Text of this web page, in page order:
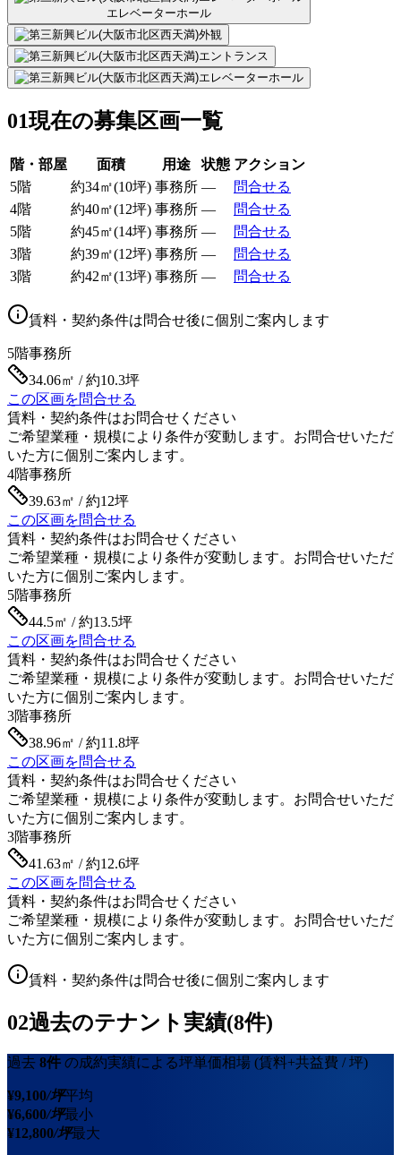
エレベーターホール
01現在の募集区画一覧
階・部屋 面積 用途 状態 アクション
5階
約34㎡(10坪) 事務所 —
問合せる
4階
約40㎡(12坪) 事務所 —
問合せる
5階
約45㎡(14坪) 事務所 —
問合せる
3階
約39㎡(12坪) 事務所 —
問合せる
3階
約42㎡(13坪) 事務所 — 問合せる
賃料・契約条件は問合せ後に個別ご案内します
5階事務所
34.06㎡ / 約10.3坪
この区画を問合せる
賃料・契約条件はお問合せください
ご希望業種・規模により条件が変動します。お問合せいただ
いた方に個別ご案内します。
4階事務所
39.63㎡ / 約12坪
この区画を問合せる
賃料・契約条件はお問合せください
ご希望業種・規模により条件が変動します。お問合せいただ
いた方に個別ご案内します。
5階事務所
44.5㎡ / 約13.5坪
この区画を問合せる
賃料・契約条件はお問合せください
ご希望業種・規模により条件が変動します。お問合せいただ
いた方に個別ご案内します。
3階事務所
38.96㎡ / 約11.8坪
この区画を問合せる
賃料・契約条件はお問合せください
ご希望業種・規模により条件が変動します。お問合せいただ
いた方に個別ご案内します。
3階事務所
41.63㎡ / 約12.6坪
この区画を問合せる
賃料・契約条件はお問合せください
ご希望業種・規模により条件が変動します。お問合せいただ
いた方に個別ご案内します。
賃料・契約条件は問合せ後に個別ご案内します
02過去のテナント実績(8件)
過去 8件 の成約実績による坪単価相場 (賃料+共益費 / 坪)
¥9,100/坪平均
¥6,600/坪最小
¥12,800/坪最大